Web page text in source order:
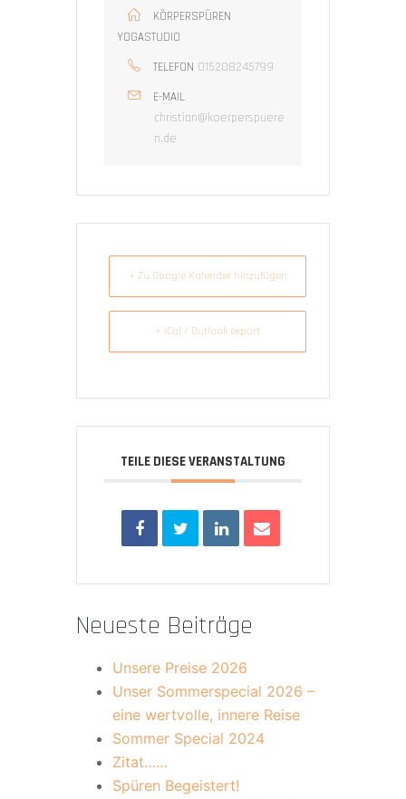
KÖRPERSPÜREN
YOGASTUDIO
TELEFON 015208245799
E-MAIL
christian@koerperspuere
n.de
+ Zu Google Kalender hinzufügen
+ iCal / Outlook export
TEILE DIESE VERANSTALTUNG
Neueste Beiträge
Unsere Preise 2026
Unser Sommerspecial 2026 –
eine wertvolle, innere Reise
Sommer Special 2024
Zitat……
Spüren Begeistert!